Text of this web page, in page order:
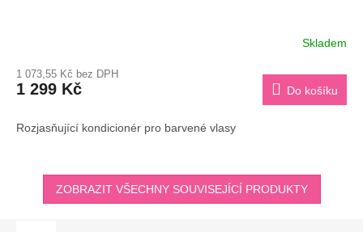
R
M
A
Skladem
1 073,55 Kč bez DPH
1 299 Kč Do košíku
Rozjasňující kondicionér pro barvené vlasy
ZOBRAZIT VŠECHNY SOUVISEJÍCÍ PRODUKTY